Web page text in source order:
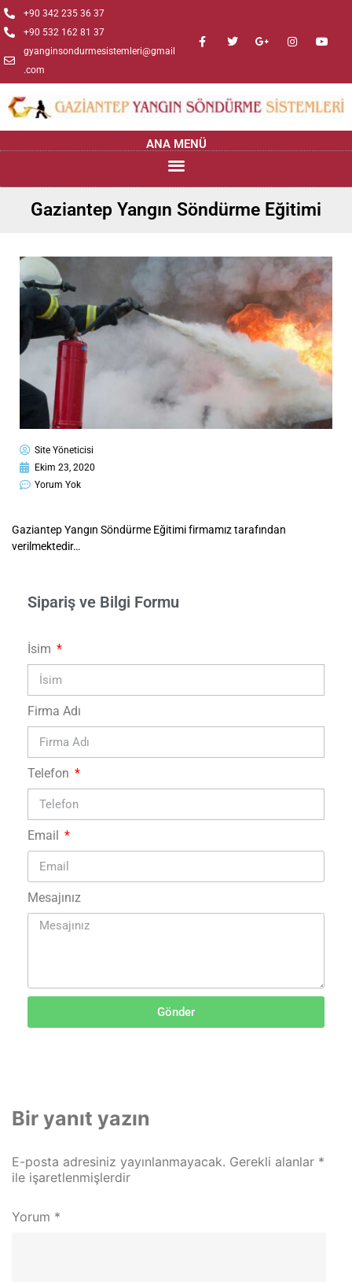
+90 342 235 36 37
+90 532 162 81 37
gyanginsondurmesistemleri@gmail
.com
ANA MENÜ
Gaziantep Yangın Söndürme Eğitimi
Site Yöneticisi
Ekim 23, 2020
Yorum Yok
Gaziantep Yangın Söndürme Eğitimi firmamız tarafından
verilmektedir…
Sipariş ve Bilgi Formu
İsim
Firma Adı
Telefon
Email
Mesajınız
Gönder
Bir yanıt yazın
E-posta adresiniz yayınlanmayacak. Gerekli alanlar *
ile işaretlenmişlerdir
Yorum *